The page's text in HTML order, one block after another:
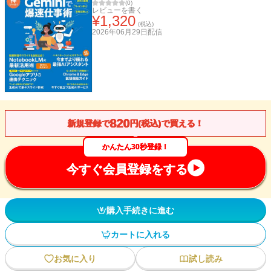
(0)
レビューを書く
¥1,320 (税込)
2026年06月29日 配信
新規登録で820円(税込)で買える！
かんたん30秒登録！
今すぐ会員登録をする
購入手続きに進む
カートに入れる
お気に入り 試し読み